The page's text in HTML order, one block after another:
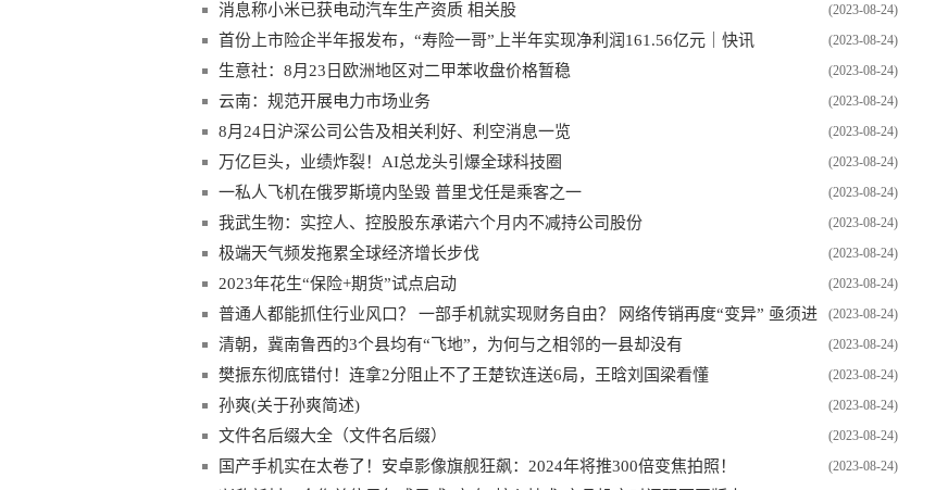
(2023-08-24)
消息称小米已获电动汽车生产资质 相关股
(2023-08-24)
首份上市险企半年报发布，“寿险一哥”上半年实现净利润161.56亿元｜快讯
(2023-08-24)
生意社：8月23日欧洲地区对二甲苯收盘价格暂稳
(2023-08-24)
云南：规范开展电力市场业务
(2023-08-24)
8月24日沪深公司公告及相关利好、利空消息一览
(2023-08-24)
万亿巨头，业绩炸裂！AI总龙头引爆全球科技圈
(2023-08-24)
一私人飞机在俄罗斯境内坠毁 普里戈任是乘客之一
(2023-08-24)
我武生物：实控人、控股股东承诺六个月内不减持公司股份
(2023-08-24)
极端天气频发拖累全球经济增长步伐
(2023-08-24)
2023年花生“保险+期货”试点启动
(2023-08-24)
普通人都能抓住行业风口？ 一部手机就实现财务自由？ 网络传销再度“变异” 亟须进
行社会“免疫”
(2023-08-24)
清朝，冀南鲁西的3个县均有“飞地”，为何与之相邻的一县却没有
(2023-08-24)
樊振东彻底错付！连拿2分阻止不了王楚钦连送6局，王晗刘国梁看懂
(2023-08-24)
孙爽(关于孙爽简述)
(2023-08-24)
文件名后缀大全（文件名后缀）
(2023-08-24)
国产手机实在太卷了！安卓影像旗舰狂飙：2024年将推300倍变焦拍照！